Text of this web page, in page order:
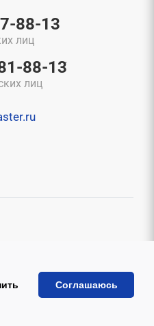
Соглашаюсь
88-13
лиц
88-13
лиц
Создание сайта WRP